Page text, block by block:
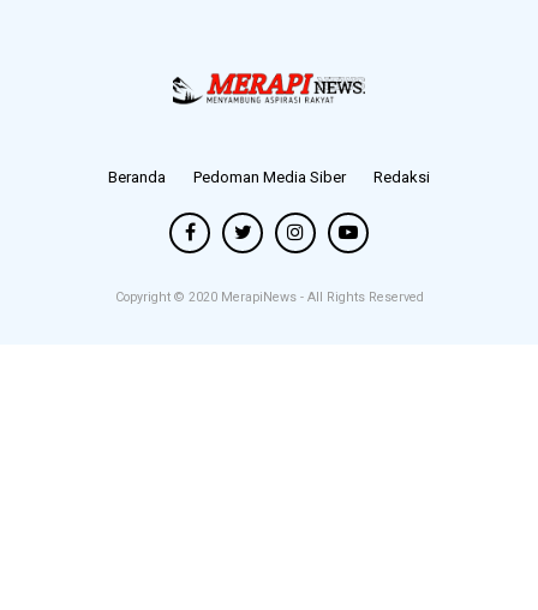
Beranda Pedoman Media Siber Redaksi
Copyright © 2020 MerapiNews - All Rights Reserved